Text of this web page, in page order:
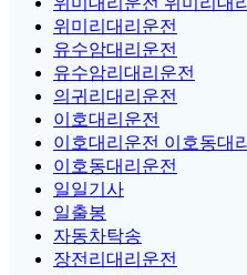
위미리대리운전
유수암대리운전
유수암리대리운전
의귀리대리운전
이호대리운전
이호대리운전 이호동대
이호동대리운전
일일기사
일출봉
자동차탁송
장전리대리운전